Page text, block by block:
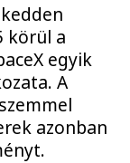
körül a
egyik
A
azonban